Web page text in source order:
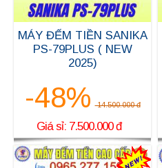
MÁY ĐẾM TIỀN SANIKA
PS-79PLUS ( NEW
2025)
-48% 14.500.000 đ
Giá sỉ: 7.500.000 đ